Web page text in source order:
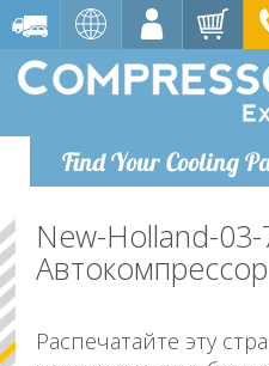
Find Your Cooling
New-Holland-03-
Распечатайте эту